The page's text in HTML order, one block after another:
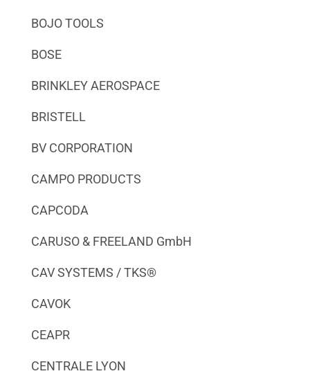
BOJO TOOLS
BOSE
BRINKLEY AEROSPACE
BRISTELL
BV CORPORATION
CAMPO PRODUCTS
CAPCODA
CARUSO & FREELAND GmbH
CAV SYSTEMS / TKS®
CAVOK
CEAPR
CENTRALE LYON